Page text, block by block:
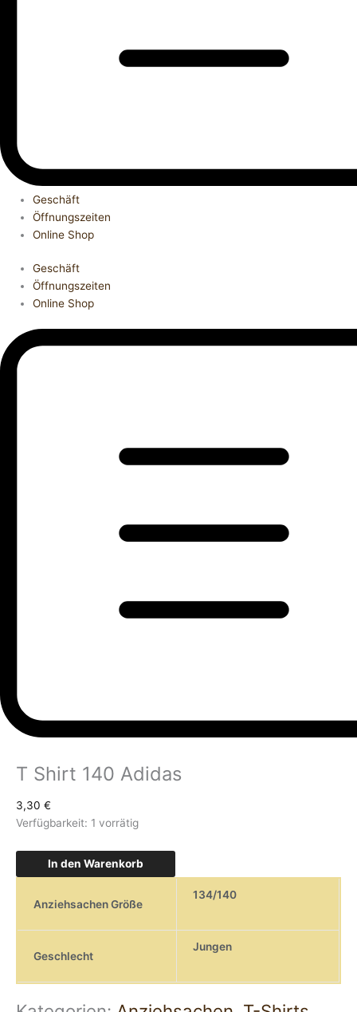
Geschäft
Öffnungszeiten
Online Shop
Geschäft
Öffnungszeiten
Online Shop
T Shirt 140 Adidas
3,30 €
Verfügbarkeit: 1 vorrätig
In den Warenkorb
Anziehsachen Größe
134/140
Geschlecht
Jungen